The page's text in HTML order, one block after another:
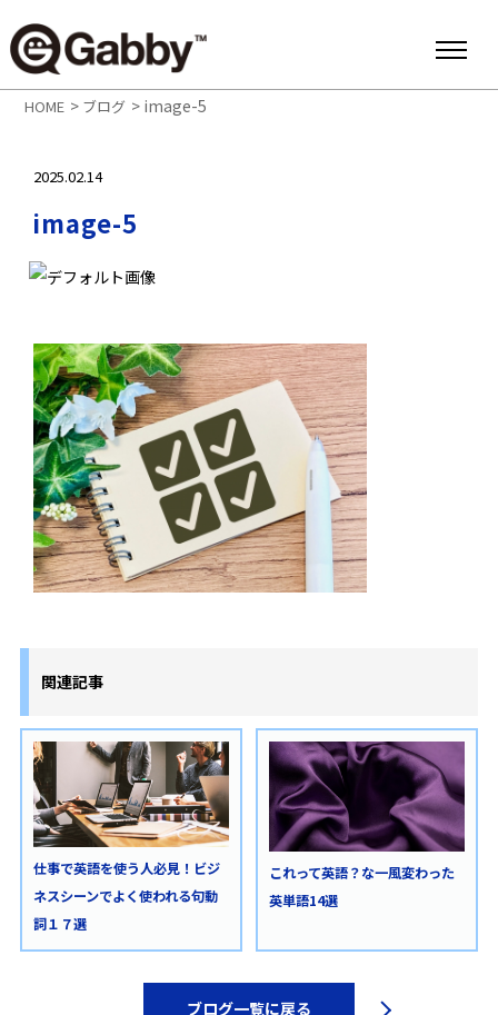
HOME > ブログ > image-5
2025.02.14
image-5
関連記事
仕事で英語を使う人必見！ビジ
ネスシーンでよく使われる句動
詞１７選
これって英語？な一風変わった
英単語14選
ブログ一覧に戻る